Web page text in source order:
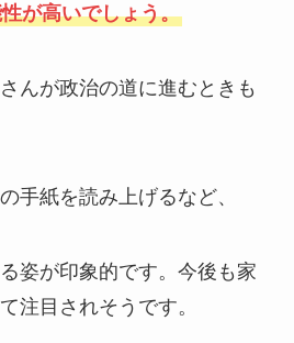
が高いでしょう。
んが政治の道に進むときも
手紙を読み上げるなど、
姿が印象的です。今後も家
注目されそうです。